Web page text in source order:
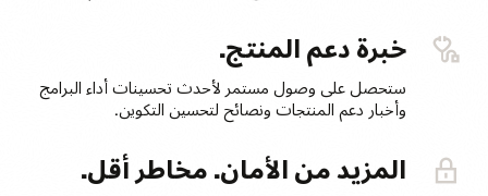
خبرة دعم المنتج.
ستحصل على وصول مستمر لأحدث تحسينات أداء البرامج
وأخبار دعم المنتجات ونصائح لتحسين التكوين.
المزيد من الأمان. مخاطر أقل.